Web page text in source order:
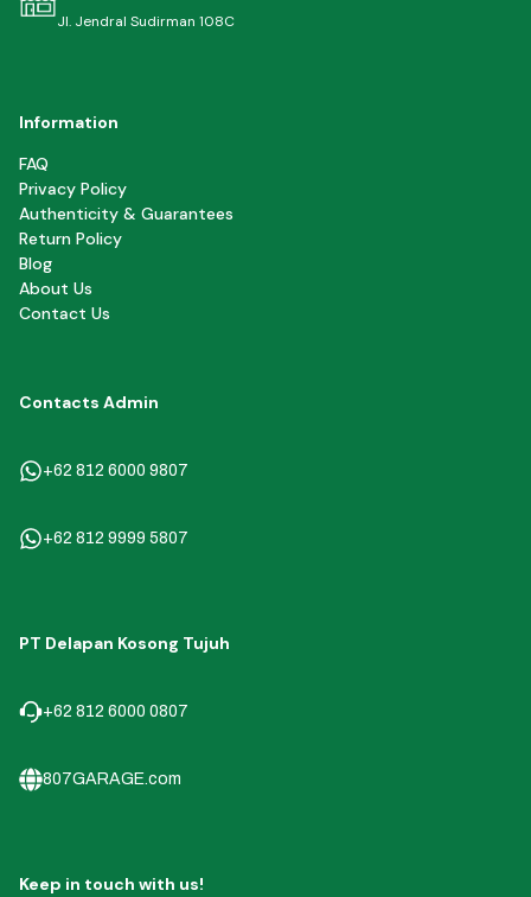
Jl. Jendral Sudirman 108C
Information
FAQ
Privacy Policy
Authenticity & Guarantees
Return Policy
Blog
About Us
Contact Us
Contacts Admin
+62 812 6000 9807
+62 812 9999 5807
PT Delapan Kosong Tujuh
+62 812 6000 0807
807GARAGE.com
Keep in touch with us!